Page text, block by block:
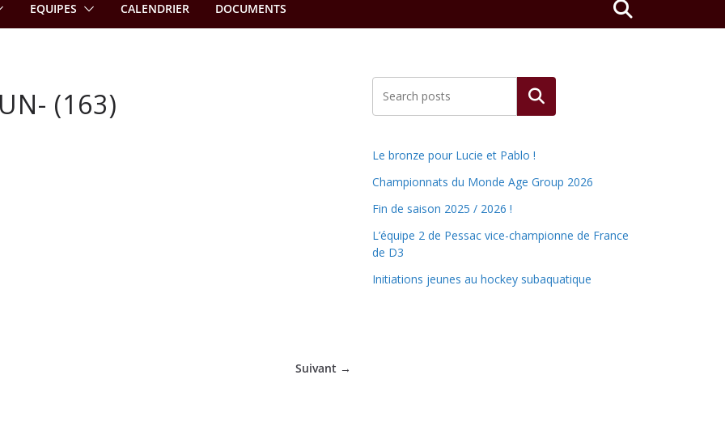
EQUIPES CALENDRIER DOCUMENTS
(163)
Suivant →
Rechercher
Le bronze pour Lucie et Pablo !
Championnats du Monde Age Group 2026
Fin de saison 2025 / 2026 !
L’équipe 2 de Pessac vice-championne de France
de D3
Initiations jeunes au hockey subaquatique